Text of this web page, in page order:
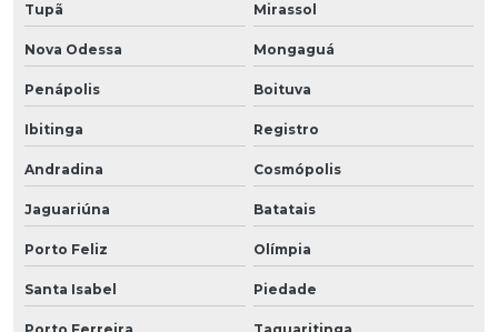
Tupã Mirassol
Nova Odessa Mongaguá
Penápolis Boituva
Ibitinga Registro
Andradina Cosmópolis
Jaguariúna Batatais
Porto Feliz Olímpia
Santa Isabel Piedade